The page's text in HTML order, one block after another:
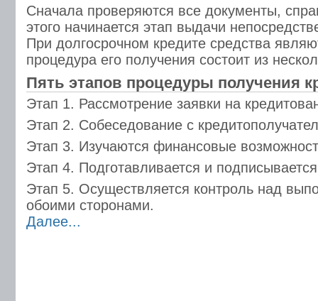
Сначала проверяются все документы,
этого начинается этап выдачи
При долгосрочном кредите средства
процедура его получения состоит из
Пять этапов процедуры получения
Этап 1. Рассмотрение заявки на
Этап 2. Собеседование с
Этап 3. Изучаются финансовые
Этап 4. Подготавливается и
Этап 5. Осуществляется контроль над
обоими сторонами.
Далее...